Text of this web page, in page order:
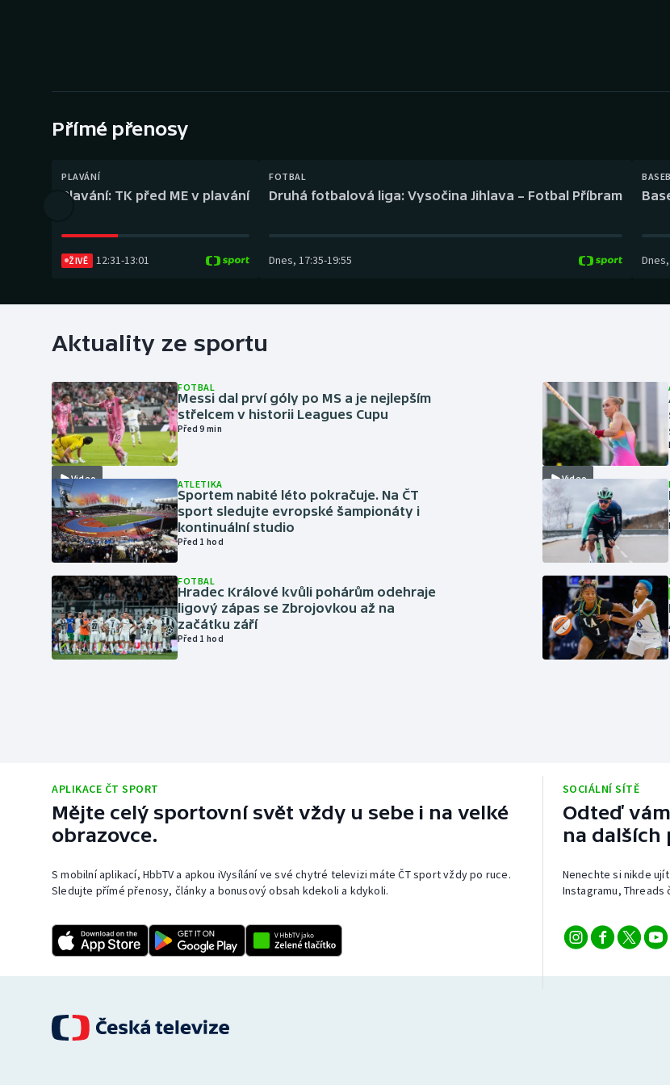
Gymnastika Plážový volejbal
Přímé přenosy
PLAVÁNÍ
Plavání: TK před ME v plavání
ŽIVĚ 12:31-13:01
FOTBAL
Druhá fotbalová liga: Vysočina Jihlava – Fotbal Příbram
Dnes, 17:35-19:55 Dnes,
Aktuality ze sportu
Video
FOTBAL
Messi dal prví góly po MS a je nejlepším
střelcem v historii Leagues Cupu
Před 9 min
ATLETIKA
Sportem nabité léto pokračuje. Na ČT
sport sledujte evropské šampionáty i
kontinuální studio
Před 1 hod
FOTBAL
Hradec Králové kvůli pohárům odehraje
ligový zápas se Zbrojovkou až na
začátku září
Před 1 hod
Video
APLIKACE ČT SPORT
Mějte celý sportovní svět vždy u sebe i na velké
obrazovce.
S mobilní aplikací, HbbTV a apkou iVysílání ve své chytré televizi máte ČT sport vždy po ruce.
Sledujte přímé přenosy, články a bonusový obsah kdekoli a kdykoli.
SOCIÁLNÍ SÍTĚ
Odteď
na dalších
Nenechte si nikde
Instagramu, Threads